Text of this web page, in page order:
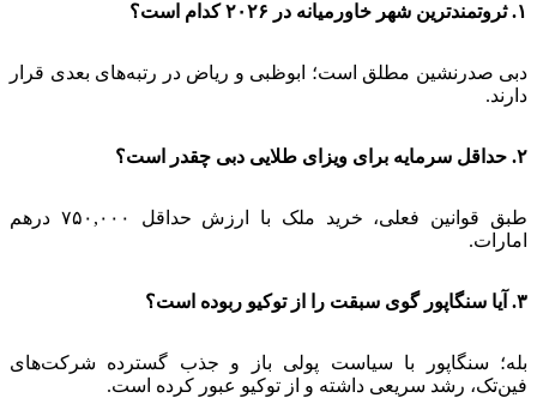
۱. ثروتمندترین شهر خاورمیانه در ۲۰۲۶ کدام است؟
دبی صدرنشین مطلق است؛ ابوظبی و ریاض در رتبه‌های بعدی قرار
دارند.
۲. حداقل سرمایه برای ویزای طلایی دبی چقدر است؟
طبق قوانین فعلی، خرید ملک با ارزش حداقل ۷۵۰,۰۰۰ درهم
امارات.
۳. آیا سنگاپور گوی سبقت را از توکیو ربوده است؟
بله؛ سنگاپور با سیاست پولی باز و جذب گسترده شرکت‌های
فین‌تک، رشد سریعی داشته و از توکیو عبور کرده است.